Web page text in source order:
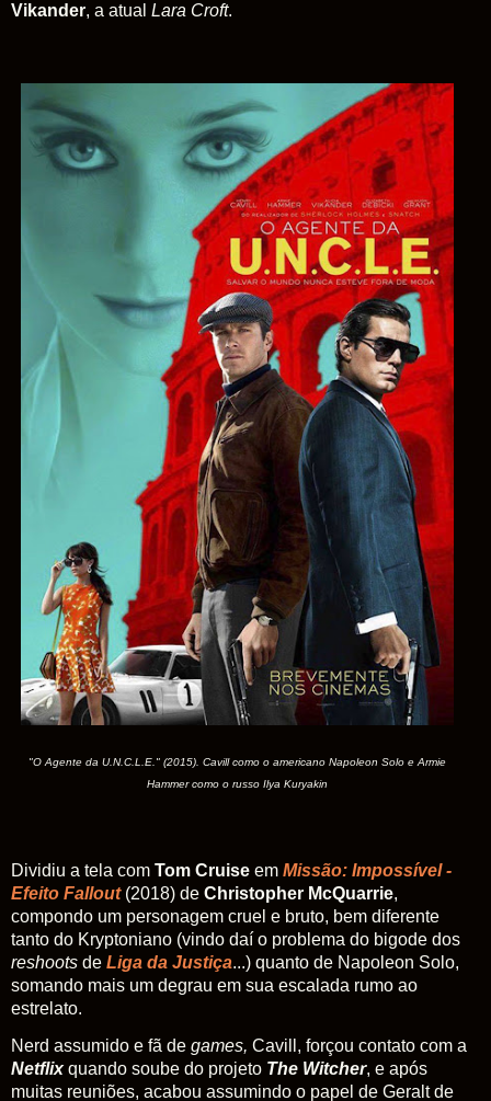
Vikander, a atual Lara Croft.
"O Agente da U.N.C.L.E." (2015). Cavill como o americano Napoleon Solo e Armie
Hammer como o russo Ilya Kuryakin
Dividiu a tela com Tom Cruise em Missão: Impossível -
Efeito Fallout(2018) de Christopher McQuarrie,
compondo um personagem cruel e bruto, bem diferente
tanto do Kryptoniano (vindo daí o problema do bigode dos
reshoots de Liga da Justiça...) quanto de Napoleon Solo,
somando mais um degrau em sua escalada rumo ao
estrelato.
Nerd assumido e fã de games, Cavill, forçou contato com a
Netflixquando soube do projeto The Witcher, e após
muitas reuniões, acabou assumindo o papel de Geralt de